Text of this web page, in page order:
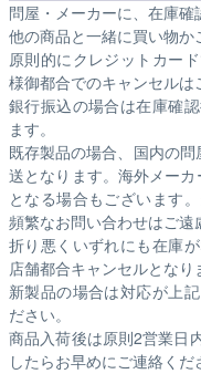
問屋・メーカーに、在庫確
他の商品と一緒に買い物か
原則的にクレジットカー
様御都合でのキャンセルは
銀行振込の場合は在庫確
ます。
既存製品の場合、国内の
送となります。海外メー
となる場合もございます。
頻繁なお問い合わせはご遠
折り悪くいずれにも在庫
店舗都合キャンセルとなり
新製品の場合は対応が上
ださい。
商品入荷後は原則2営業日
したらお早めにご連絡くだ